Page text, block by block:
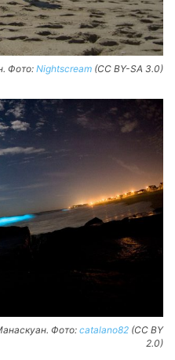
Фото: Nightscream (CC BY-SA 3.0)
Фото: catalano82 (CC BY
2.0)